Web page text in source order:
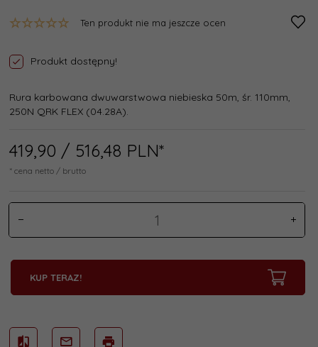
Ten produkt nie ma jeszcze ocen
Produkt dostępny!
Rura karbowana dwuwarstwowa niebieska 50m, śr. 110mm,
250N QRK FLEX (04.28A).
419,90 / 516,48 PLN*
* cena netto / brutto
KUP TERAZ!